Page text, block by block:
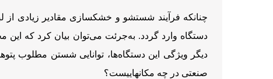
دستگاه وارد گردد. به‌جرئت می‌توان بیان کرد که
دیگر ویژگی این دستگاه‌ها، توانایی شستن مطلوب
صنعتی در چه مکانهاییست؟